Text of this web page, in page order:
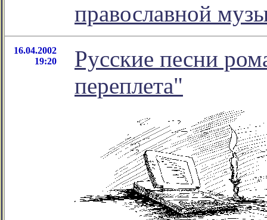
православной
16.04.2002
19:20
Русские песни
переплета"